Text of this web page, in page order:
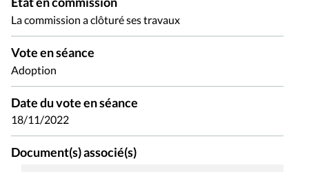
La commission a clôturé ses travaux
Vote en séance
Adoption
Date du vote en séance
18/11/2022
Document(s) associé(s)